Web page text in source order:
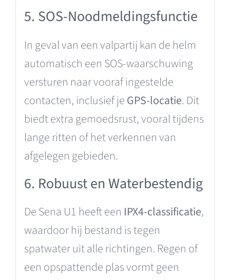
5. SOS-Noodmeldingsfunctie
In geval van een valpartij kan de helm
automatisch een SOS-waarschuwing
versturen naar vooraf ingestelde
contacten, inclusief jeGPS-locatie. Dit
biedt extra gemoedsrust, vooral tijdens
lange ritten of het verkennen van
afgelegen gebieden.
6. Robuust en Waterbestendig
De Sena U1 heeft een IPX4-classificatie,
waardoor hij bestand is tegen
spatwater uit alle richtingen. Regen of
een opspattende plas vormt geen